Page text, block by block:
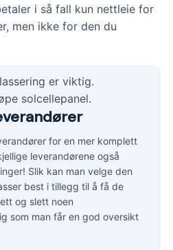
i så fall kun nettleie for
men ikke for den du
for en mer komplett
leverandørene også
Slik kan man velge den
best i tillegg til å få de
og slett noen
som man får en god oversikt